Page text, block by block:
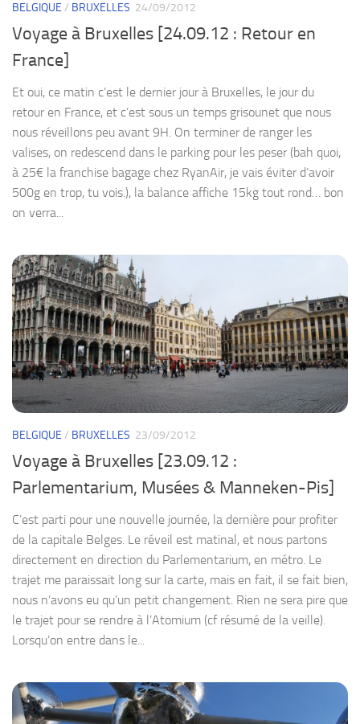
BELGIQUE / BRUXELLES 24/09/2012
Voyage à Bruxelles [24.09.12 : Retour en
France]
Et oui, ce matin c’est le dernier jour à Bruxelles, le jour du
retour en France, et c’est sous un temps grisounet que nous
nous réveillons peu avant 9H. On terminer de ranger les
valises, on redescend dans le parking pour les peser (bah quoi,
à 25€ la franchise bagage chez RyanAir, je vais éviter d’avoir
500g en trop, tu vois.), la balance affiche 15kg tout rond… bon
on verra...
BELGIQUE / BRUXELLES 23/09/2012
Voyage à Bruxelles [23.09.12 :
Parlementarium, Musées & Manneken-Pis]
C’est parti pour une nouvelle journée, la dernière pour profiter
de la capitale Belges. Le réveil est matinal, et nous partons
directement en direction du Parlementarium, en métro. Le
trajet me paraissait long sur la carte, mais en fait, il se fait bien,
nous n’avons eu qu’un petit changement. Rien ne sera pire que
le trajet pour se rendre à l’Atomium (cf résumé de la veille).
Lorsqu’on entre dans le...